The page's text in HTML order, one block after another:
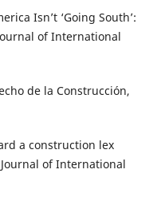
Isn’t ‘Going South’:
of International
de la Construcción,
a construction lex
of International